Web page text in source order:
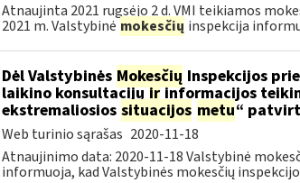
Atnaujinta 2021 rugsėjo 2 d. VMI teikiamos
2021 m. Valstybinė mokesčių inspekcija
Dėl Valstybinės Mokesčių Inspekcijos
laikino konsultacijųirinformacijos
ekstremaliosios situacijos metu“
Web turinio sąrašas 2020-11-18
Atnaujinimo data: 2020-11-18 Valstybinė
informuoja, kad Valstybinės mokesčių